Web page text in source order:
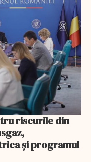
riscurile din
și programul